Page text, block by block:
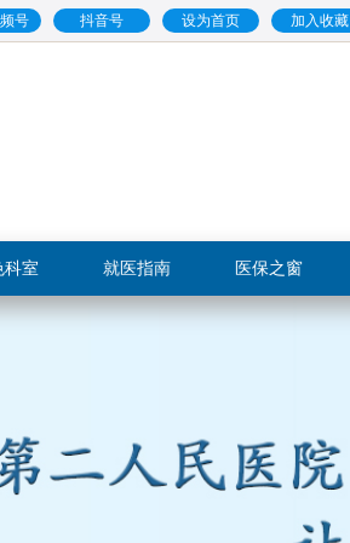
号 抖音号 设为首页 加入收藏
科室 就医指南 医保之窗